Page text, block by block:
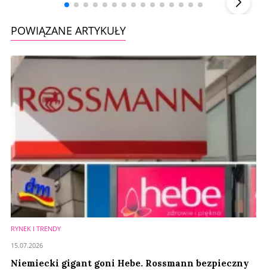
POWIĄZANE ARTYKUŁY
RYNEK I TRENDY
Niemiecki gigant goni Hebe. Rossmann bezpieczny
15.07.2026